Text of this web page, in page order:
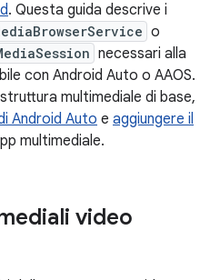
. Questa guida descrive i
o
necessari alla
con Android Auto o AAOS.
multimediale di base,
Android Auto e aggiungere il
multimediale.
video